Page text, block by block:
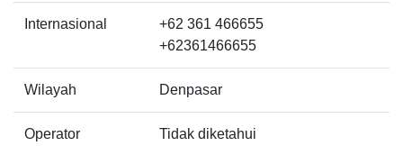
Internasional
+62 361 466655
+62361466655
Wilayah Denpasar
Operator Tidak diketahui